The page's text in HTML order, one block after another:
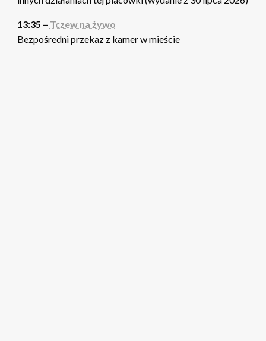
13:35 – Tczew na żywo
Bezpośredni przekaz z kamer w mieście